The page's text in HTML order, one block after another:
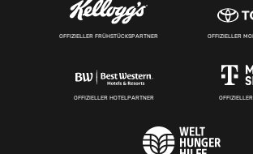
OFFIZIELLER FRÜHSTÜCKSPARTNER OFFIZIELLER
OFFIZIELLER HOTELPARTNER